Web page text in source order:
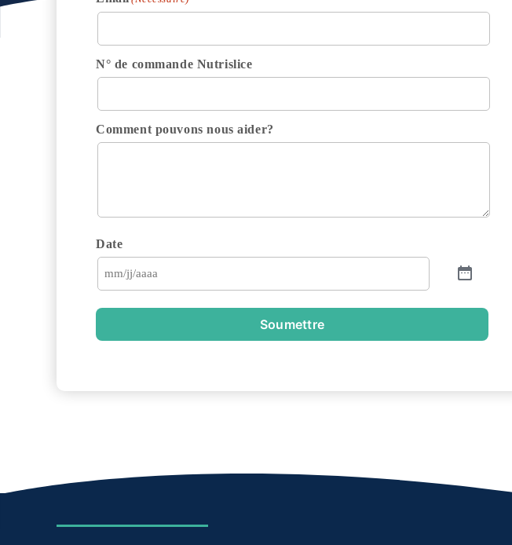
N° de commande Nutrislice
Comment pouvons nous aider?
Date
Soumettre